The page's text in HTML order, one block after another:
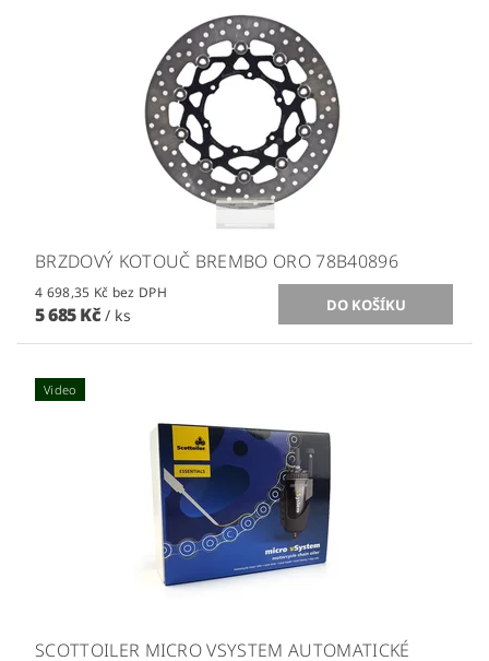
BRZDOVÝ KOTOUČ BREMBO ORO 78B40896
4 698,35 Kč bez DPH
5 685 Kč / ks
Video
SCOTTOILER MICRO VSYSTEM AUTOMATICKÉ